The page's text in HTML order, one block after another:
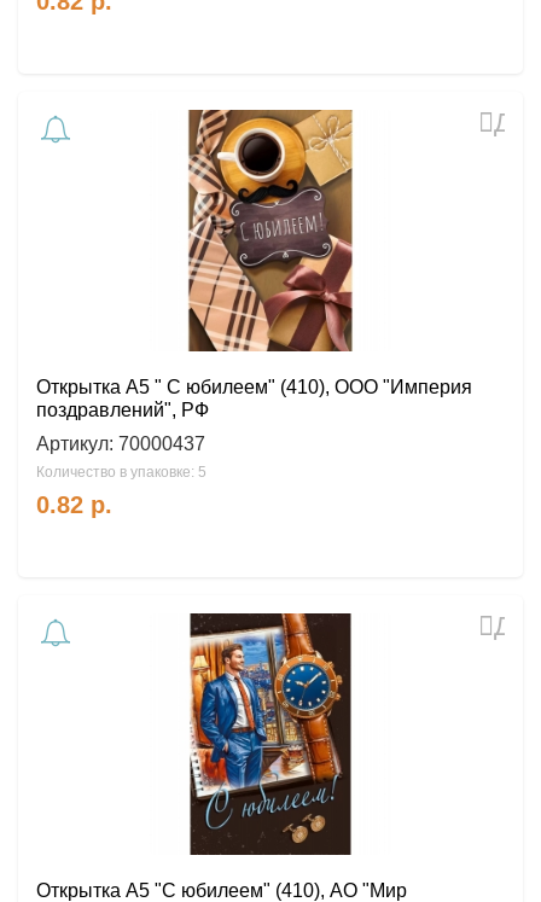
Открытка А5 " С юбилеем" (410), ООО "Империя
поздравлений", РФ
Артикул: 70000437
Количество в упаковке: 5
0.82 р.
Открытка А5 "С юбилеем" (410), АО "Мир